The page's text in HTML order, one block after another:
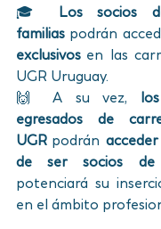
🎓 Los socios
familias podrán
exclusivos en las
UGR Uruguay.
🙌 A su vez,
egresados de
UGR podrán
de ser socios de
potenciará su
en el ámbito